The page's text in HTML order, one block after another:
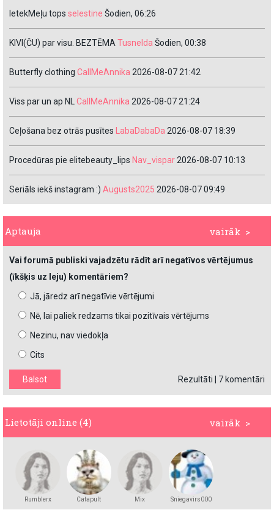
IetekMeļu tops selestine Šodien, 06:26
KIVI(ČU) par visu. BEZTĒMATusnelda Šodien, 00:38
Butterfly clothing CallMeAnnika 2026-08-07 21:42
Viss par un ap NLCallMeAnnika 2026-08-07 21:24
Ceļošana bez otrās pusītes LabaDabaDa 2026-08-07 18:39
Procedūras pie elitebeauty_lips Nav_vispar2026-08-07 10:13
Seriāls iekš instagram :) Augusts2025 2026-08-07 09:49
vairāk >
Aptauja
Vai forumā publiski vajadzētu rādīt arī negatīvos vērtējumus
(īkšķis uz leju) komentāriem?
Jā, jāredz arī negatīvie vērtējumi
Nē, lai paliek redzams tikai pozitīvais vērtējums
Nezinu, nav viedokļa
Cits
Rezultāti 7 komentāri
vairāk >
Lietotāji online (4)
Rumblerx Catapult Mix Sniegavirs000